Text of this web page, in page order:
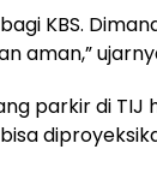
KBS.
aman,”
parkir di